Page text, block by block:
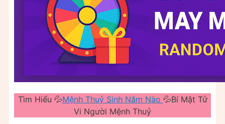
Tìm Hiểu 💦Mệnh Thuỷ Sinh Năm Nào 💦Bí Mật Tử
Vi Người Mệnh Thuỷ